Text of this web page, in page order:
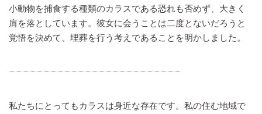
小動物を捕食する種類のカラスである恐れも否めず、大きく
肩を落としています。彼女に会うことは二度とないだろうと
覚悟を決めて、埋葬を行う考えであることを明かしました。
私たちにとってもカラスは身近な存在です。私の住む地域で